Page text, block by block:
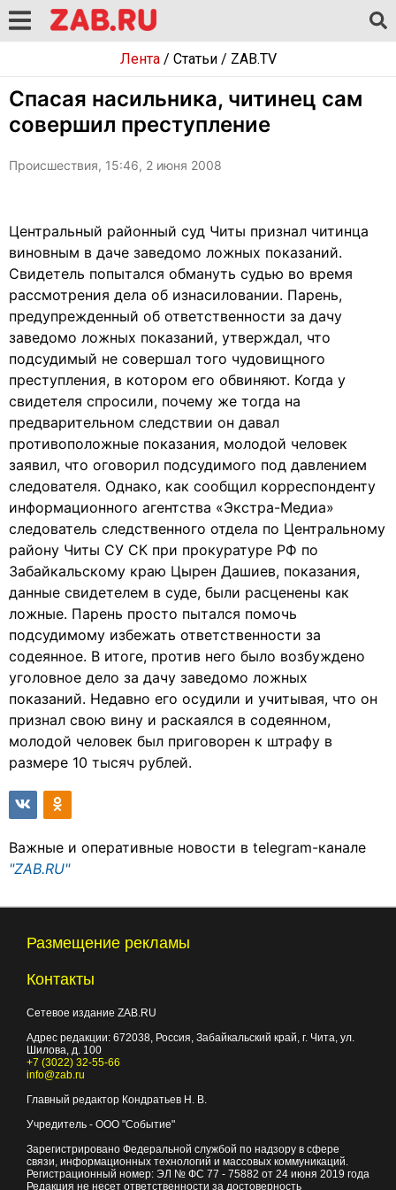
Лента/ Статьи/ ZAB.TV
Спасая насильника, читинец сам
совершил преступление
Происшествия, 15:46, 2 июня 2008
Центральный районный суд Читы признал читинца
виновным в даче заведомо ложных показаний.
Свидетель попытался обмануть судью во время
рассмотрения дела об изнасиловании. Парень,
предупрежденный об ответственности за дачу
заведомо ложных показаний, утверждал, что
подсудимый не совершал того чудовищного
преступления, в котором его обвиняют. Когда у
свидетеля спросили, почему же тогда на
предварительном следствии он давал
противоположные показания, молодой человек
заявил, что оговорил подсудимого под давлением
следователя. Однако, как сообщил корреспонденту
информационного агентства «Экстра-Медиа»
следователь следственного отдела по Центральному
району Читы СУ СК при прокуратуре РФ по
Забайкальскому краю Цырен Дашиев, показания,
данные свидетелем в суде, были расценены как
ложные. Парень просто пытался помочь
подсудимому избежать ответственности за
содеянное. В итоге, против него было возбуждено
уголовное дело за дачу заведомо ложных
показаний. Недавно его осудили и учитывая, что он
признал свою вину и раскаялся в содеянном,
молодой человек был приговорен к штрафу в
размере 10 тысяч рублей.
Важные и оперативные новости в telegram-канале
"ZAB.RU"
Размещение рекламы
Контакты
Сетевое издание ZAB.RU
Адрес редакции: 672038, Россия, Забайкальский край, г. Чита, ул.
Шилова, д. 100
+7 (3022) 32-55-66
info@zab.ru
Главный редактор Кондратьев Н. В.
Учредитель - ООО "Событие"
Зарегистрировано Федеральной службой по надзору в сфере
связи, информационных технологий и массовых коммуникаций.
Регистрационный номер: ЭЛ № ФС 77 - 75882 от 24 июня 2019 года
Редакция не несет ответственности за достоверность